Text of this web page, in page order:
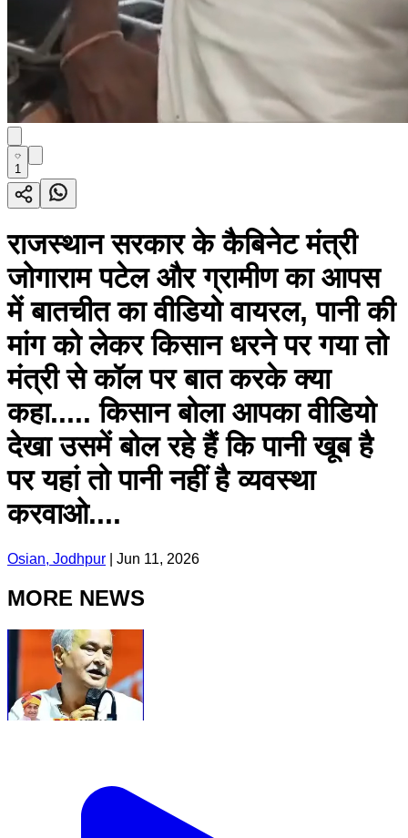
1
राजस्थान सरकार के कैबिनेट मंत्री
जोगाराम पटेल और ग्रामीण का आपस
में बातचीत का वीडियो वायरल, पानी की
मांग को लेकर किसान धरने पर गया तो
मंत्री से कॉल पर बात करके क्या
कहा..... किसान बोला आपका वीडियो
देखा उसमें बोल रहे हैं कि पानी खूब है
पर यहां तो पानी नहीं है व्यवस्था
करवाओ....
Osian, Jodhpur Jun 11, 2026
MORE NEWS